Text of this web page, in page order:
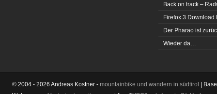
Back on track –
Firefox 3 Download
Der Pharao ist
Wieder da…
© 2004 - 2026 Andreas Kostner - mountainbike und wandern in südtirol |